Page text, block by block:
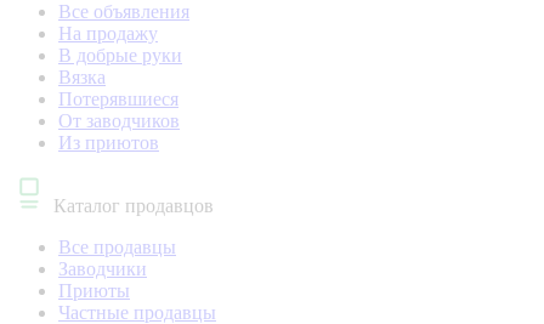
Все объявления
На продажу
В добрые руки
Вязка
Потерявшиеся
От заводчиков
Из приютов
Каталог продавцов
Все продавцы
Заводчики
Приюты
Частные продавцы